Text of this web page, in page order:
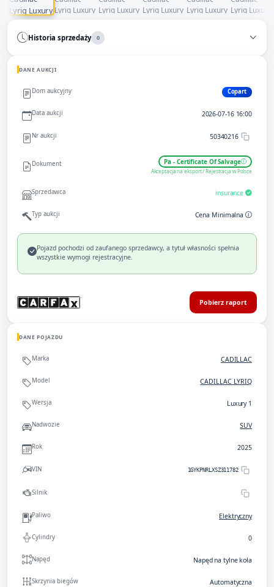
Historia sprzedaży 0
DANE AUKCJI
Dom aukcyjny Copart
Data aukcji 2026-07-16 16:00
Nr aukcji 50340216
Dokument Pa - Certificate Of Salvage
Akceptacja na eksport / Rejestracja w Polsce
Sprzedawca insurance
Typ aukcji Cena Minimalna
Pojazd pochodzi od zaufanego sprzedawcy, a tytuł własności spełnia
wszystkie wymogi rejestracyjne.
Pobierz raport
DANE POJAZDU
Marka CADILLAC
Model CADILLAC LYRIQ
Wersja Luxury 1
Nadwozie SUV
Rok 2025
VIN 1GYKPNRLXSZ311782
Silnik
Paliwo Elektryczny
Cylindry 0
Napęd Napęd na tylne koła
Skrzynia biegów Automatyczna